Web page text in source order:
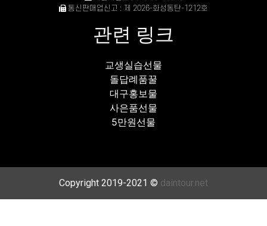
통신판매업신고 : 제 2026-화성동탄-1212호
관련 링크
교생실습선물
돌답례품꿀
대구홍보물
사은품선물
5만원선물
Copyright 2019-2021 © daintour.net